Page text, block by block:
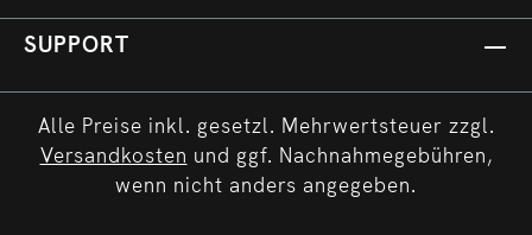
SUPPORT
Alle Preise inkl. gesetzl. Mehrwertsteuer zzgl.
Versandkosten und ggf. Nachnahmegebühren,
wenn nicht anders angegeben.